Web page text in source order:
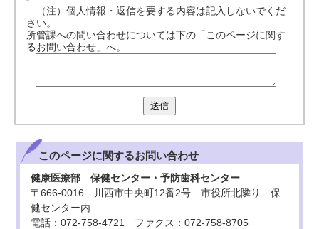
（注）個人情報・返信を要する内容は記入しないでくだ
さい。
所管課への問い合わせについては下の「このページに関す
るお問い合わせ」へ。
送信
このページに関するお問い合わせ
健康医療部 保健センター・予防歯科センター
〒666-0016 川西市中央町12番2号 市役所北隣り 保
健センター内
電話：072-758-4721 ファクス：072-758-8705